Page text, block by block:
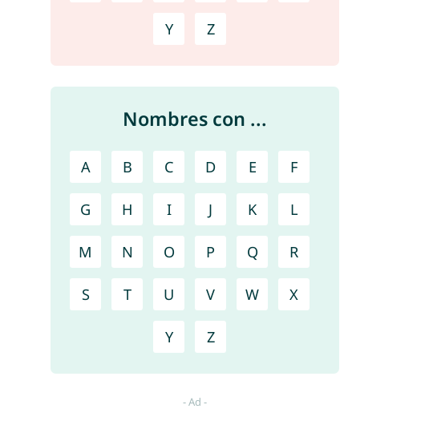
Y Z
Nombres con ...
A B C D E F
G H I J K L
M N O P Q R
S T U V W X
Y Z